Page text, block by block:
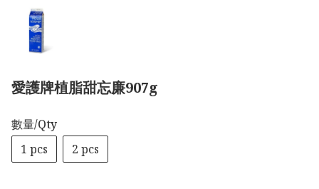
愛護牌植脂甜忘廉907g
數量/Qty
1 pcs
2 pcs